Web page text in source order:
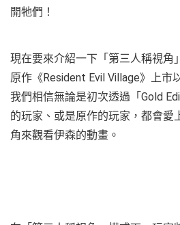
開牠們！
現在要來介紹一下「第三人稱視角
原作《Resident Evil Village》上市
我們相信無論是初次透過「Gold
的玩家、或是原作的玩家，都會愛
角來觀看伊森的動畫。